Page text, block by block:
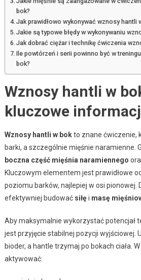
bok?
Jak prawidłowo wykonywać wznosy hantli
Jakie są typowe błędy w wykonywaniu
Jak dobrać ciężar i technikę ćwiczenia
Ile powtórzeń i serii powinno być w
bok?
Wznosy hantli w
kluczowe
Wznosy hantli w bokto znane ćwiczenie,
barki, a szczególnie mięśnie naramienne.
boczna część mięśnia naramiennego
Kluczowym elementem jest prawidłowe
poziomu barków, najlepiej w osi pionowej.
efektywniej budować siłęi masę
Aby maksymalnie wykorzystać potencjał
jest przyjęcie stabilnej pozycji wyjściowej.
bioder, a hantle trzymaj po bokach ciała.
aktywować: